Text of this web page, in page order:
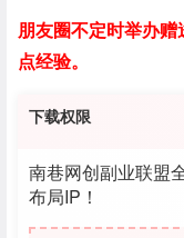
朋友圈不定时举办
点经验。
下载权限
南巷网创副业联盟
布局IP！